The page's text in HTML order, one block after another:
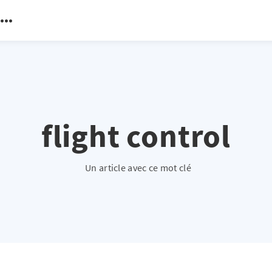
flight control
Un article avec ce mot clé